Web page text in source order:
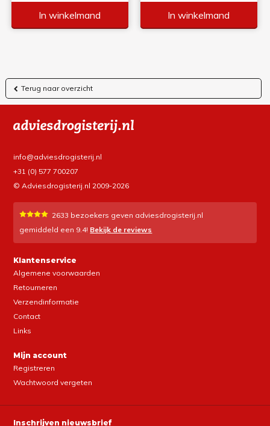
In winkelmand In winkelmand
Terug naar overzicht
info@adviesdrogisterij.nl
+31 (0) 577 700207
© Adviesdrogisterij.nl 2009-2026
2633 bezoekers geven adviesdrogisterij.nl
gemiddeld een 9.4! Bekijk de reviews
Klantenservice
Algemene voorwaarden
Retourneren
Verzendinformatie
Contact
Links
Mijn account
Registreren
Wachtwoord vergeten
Inschrijven nieuwsbrief